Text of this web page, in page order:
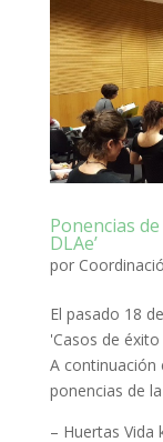
Ponencias
DLAe’
por
El pasado 18
'Casos de
A continuación
ponencias de
– Huertas